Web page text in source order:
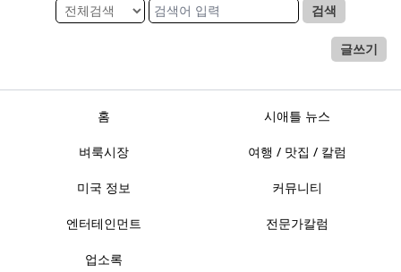
검색
글쓰기
홈 시애틀 뉴스
벼룩시장 여행 / 맛집 / 칼럼
미국 정보 커뮤니티
엔터테인먼트 전문가칼럼
업소록